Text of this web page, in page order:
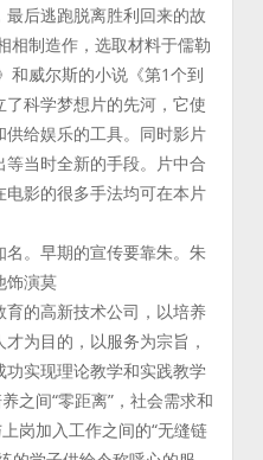
后逃跑脱离胜利回来的故
相制造作，选取材料于儒勒
和威尔斯的小说《第1个到
科学梦想片的先河，它使
给娱乐的工具。同时影片
当时全新的手段。片中合
影的很多手法均可在本片
。早期的宣传要靠朱。朱
饰演莫
的高新技术公司，以培养
为目的，以服务为宗旨，
实现理论教学和实践教学
之间“零距离”，社会需求和
岗加入工作之间的“无缝链